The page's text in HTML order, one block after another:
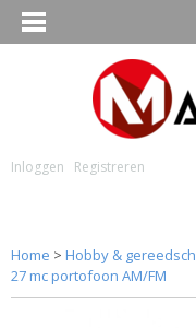
Inloggen Registreren
Home > Hobby &
27 mc portofoon AM/FM